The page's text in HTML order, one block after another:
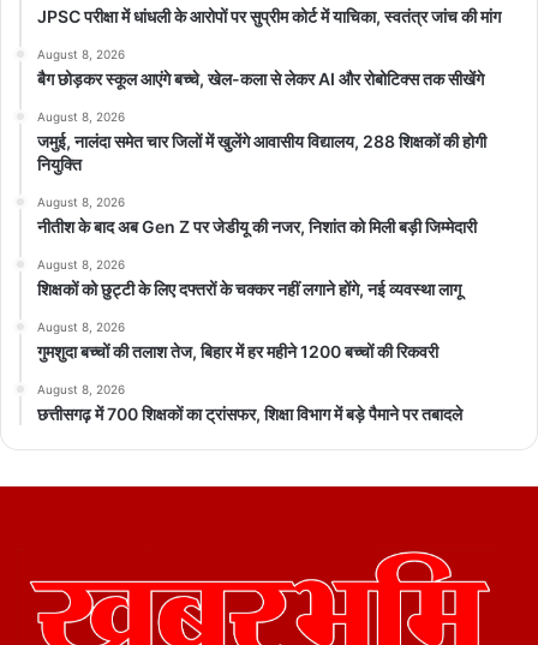
JPSC परीक्षा में धांधली के आरोपों पर सुप्रीम कोर्ट में याचिका, स्वतंत्र जांच की मांग
August 8, 2026
बैग छोड़कर स्कूल आएंगे बच्चे, खेल-कला से लेकर AI और रोबोटिक्स तक सीखेंगे
August 8, 2026
जमुई, नालंदा समेत चार जिलों में खुलेंगे आवासीय विद्यालय, 288 शिक्षकों की होगी
नियुक्ति
August 8, 2026
नीतीश के बाद अब Gen Z पर जेडीयू की नजर, निशांत को मिली बड़ी जिम्मेदारी
August 8, 2026
शिक्षकों को छुट्टी के लिए दफ्तरों के चक्कर नहीं लगाने होंगे, नई व्यवस्था लागू
August 8, 2026
गुमशुदा बच्चों की तलाश तेज, बिहार में हर महीने 1200 बच्चों की रिकवरी
August 8, 2026
छत्तीसगढ़ में 700 शिक्षकों का ट्रांसफर, शिक्षा विभाग में बड़े पैमाने पर तबादले